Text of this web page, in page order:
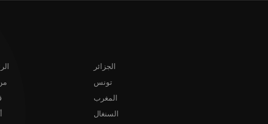
الجزائر
تونس
المغرب
السنغال